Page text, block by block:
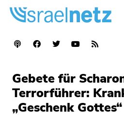
Gebete für
Terrorführer:
„Geschenk Gottes“